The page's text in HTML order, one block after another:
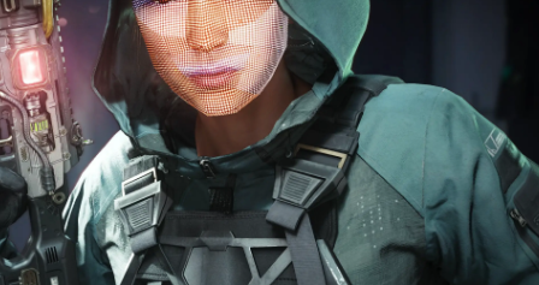
Activision может в любое время обновлять, заменять
и удалять игровые материалы.
Х
Скопировать
ссылку